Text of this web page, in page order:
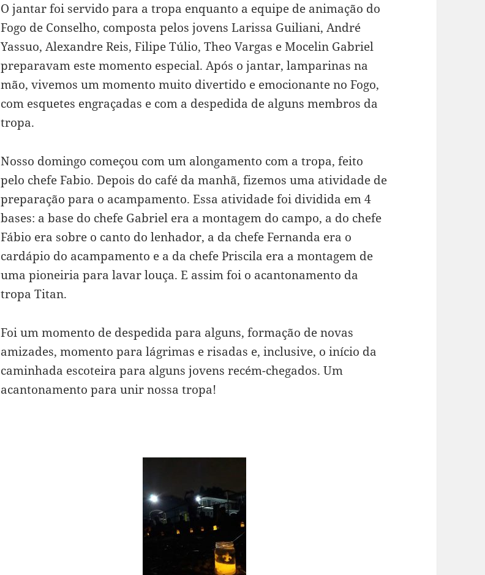
O jantar foi servido para a tropa enquanto a equipe de animação do
Fogo de Conselho, composta pelos jovens Larissa Guiliani, André
Yassuo, Alexandre Reis, Filipe Túlio, Theo Vargas e Mocelin Gabriel
preparavam este momento especial. Após o jantar, lamparinas na
mão, vivemos um momento muito divertido e emocionante no Fogo,
com esquetes engraçadas e com a despedida de alguns membros da
tropa.
Nosso domingo começou com um alongamento com a tropa, feito
pelo chefe Fabio. Depois do café da manhã, fizemos uma atividade de
preparação para o acampamento. Essa atividade foi dividida em 4
bases: a base do chefe Gabriel era a montagem do campo, a do chefe
Fábio era sobre o canto do lenhador, a da chefe Fernanda era o
cardápio do acampamento e a da chefe Priscila era a montagem de
uma pioneiria para lavar louça. E assim foi o acantonamento da
tropa Titan.
Foi um momento de despedida para alguns, formação de novas
amizades, momento para lágrimas e risadas e, inclusive, o início da
caminhada escoteira para alguns jovens recém-chegados. Um
acantonamento para unir nossa tropa!